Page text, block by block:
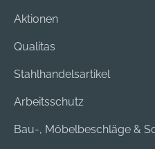
Aktionen
Qualitas
Stahlhandelsartikel
Arbeitsschutz
Bau-, Möbelbeschläge &